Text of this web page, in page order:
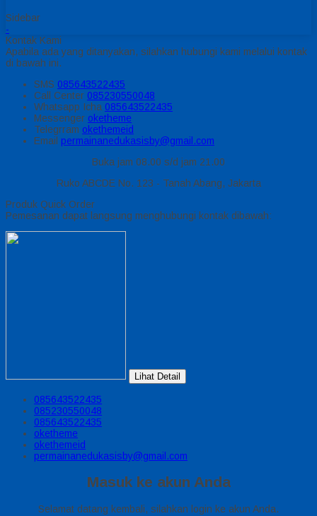
Sidebar
-
Kontak Kami
Apabila ada yang ditanyakan, silahkan hubungi kami melalui kontak
di bawah ini.
SMS 085643522435
Call Center 085230550048
Whatsapp Icha 085643522435
Messenger oketheme
Telegrram okethemeid
Email permainanedukasisby@gmail.com
Buka jam 08.00 s/d jam 21.00
Ruko ABCDE No. 123 - Tanah Abang, Jakarta
Produk Quick Order
Pemesanan dapat langsung menghubungi kontak dibawah:
Lihat Detail
085643522435
085230550048
085643522435
oketheme
okethemeid
permainanedukasisby@gmail.com
Masuk ke akun Anda
Selamat datang kembali, silahkan login ke akun Anda.